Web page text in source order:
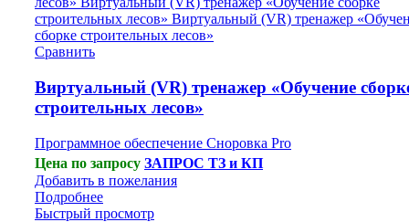
Сравнить
Виртуальный (VR) тренажер «Обучение
строительных лесов»
Программное обеспечение Сноровка Pro
Цена по запросуЗАПРОС ТЗ и КП
Добавить в пожелания
Подробнее
Быстрый просмотр